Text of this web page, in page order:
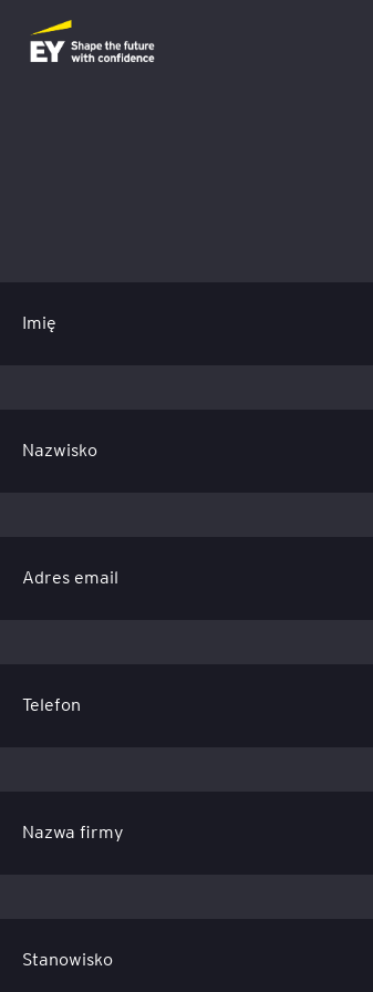
Imię
Nazwisko
Adres email
Telefon
Nazwa firmy
Stanowisko